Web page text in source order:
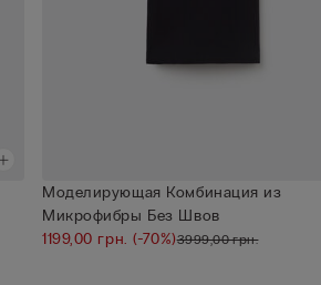
Моделирующая Комбинация из
Микрофибры Без Швов
1199,00 грн.(-70%)3999,00 грн.